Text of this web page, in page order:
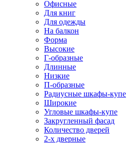
Офисные
Для книг
Для одежды
На балкон
Форма
Высокие
Г-образные
Длинные
Низкие
П-образные
Радиусные шкафы-купе
Широкие
Угловые шкафы-купе
Закругленный фасад
Количество дверей
2-х дверные